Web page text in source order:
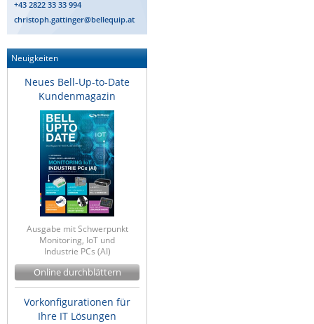
+43 2822 33 33 994
christoph.gattinger@bellequip.at
Neuigkeiten
Neues Bell-Up-to-Date
Kundenmagazin
Ausgabe mit Schwerpunkt
Monitoring, IoT und
Industrie PCs (AI)
Online durchblättern
Vorkonfigurationen für
Ihre IT Lösungen